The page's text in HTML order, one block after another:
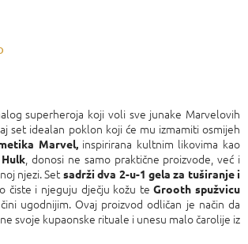
superheroja koji voli sve junake Marvelovih
set idealan poklon koji će mu izmamiti osmijeh
Marvel,inspirirana kultnim likovima kao
, donosi ne samo praktične proizvode, već i
njezi. Set sadrži dva 2-u-1 gela za tuširanje i
čiste i njeguju dječju kožu te Grooth spužvicu
ugodnijim. Ovaj proizvod odličan je način da
svoje kupaonske rituale i unesu malo čarolije iz